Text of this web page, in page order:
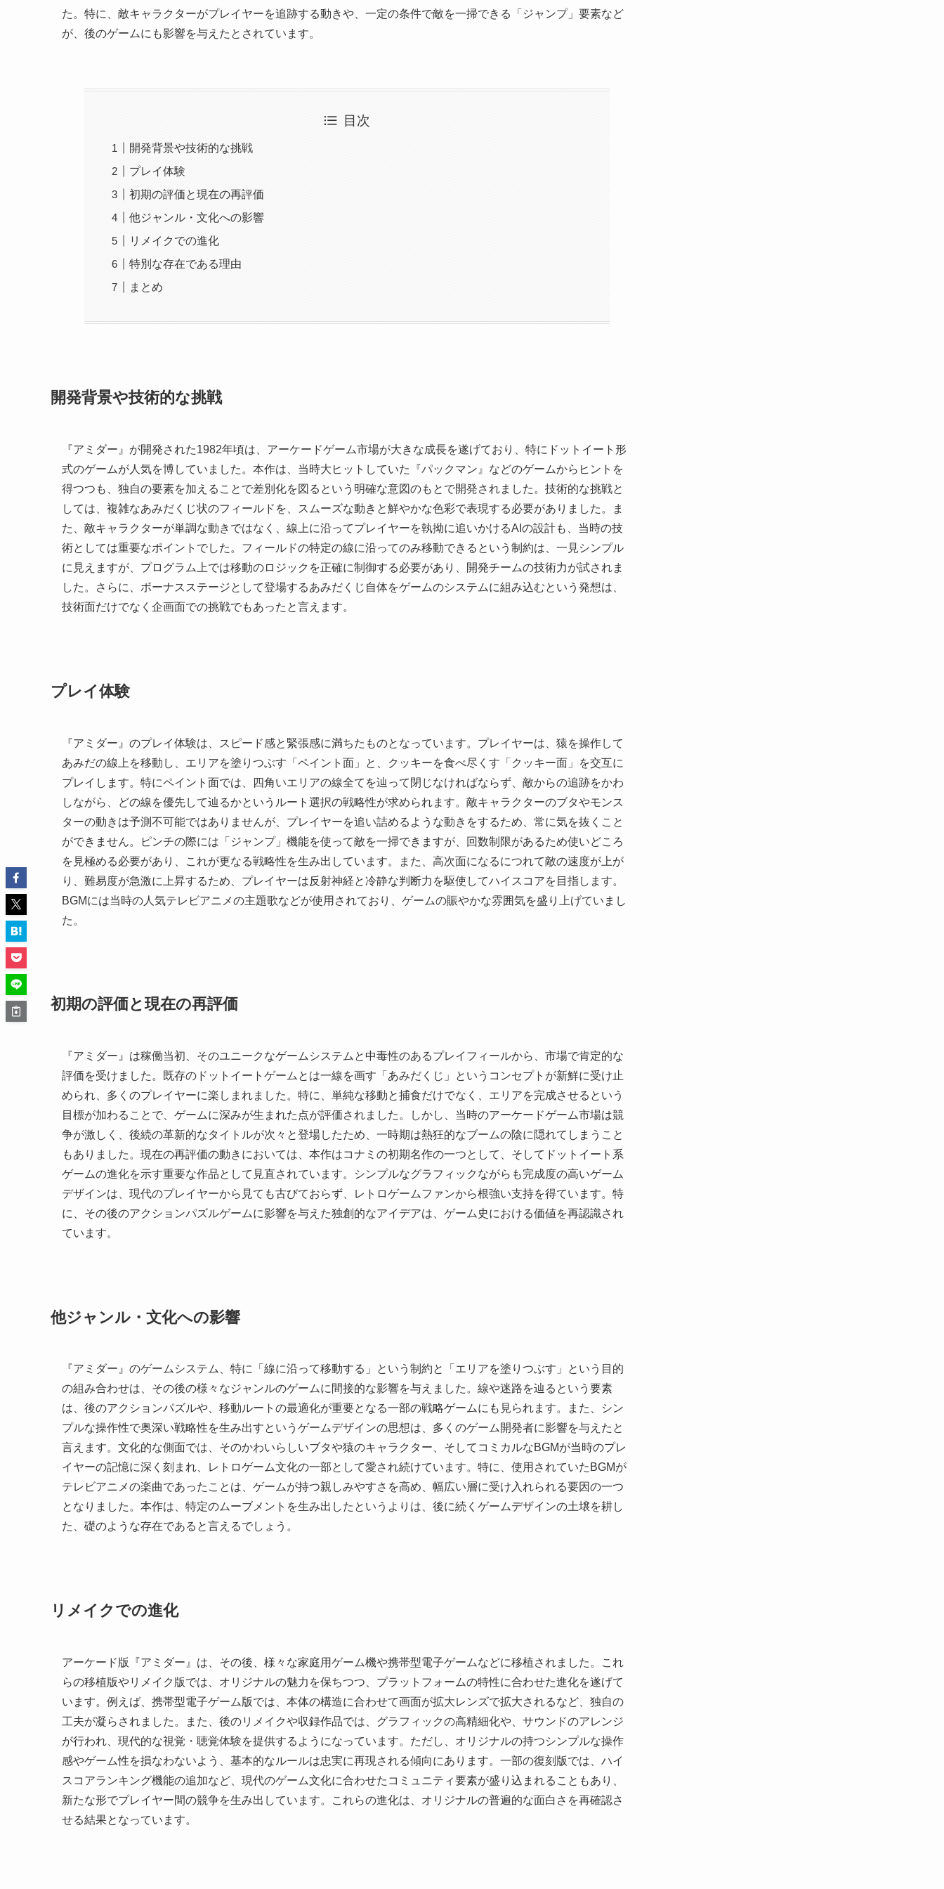
た。特に、敵キャラクターがプレイヤーを追跡する動きや、一定の条件で敵を一掃できる「ジャンプ」要素など
が、後のゲームにも影響を与えたとされています。
目次
開発背景や技術的な挑戦
プレイ体験
初期の評価と現在の再評価
他ジャンル・文化への影響
リメイクでの進化
特別な存在である理由
まとめ
開発背景や技術的な挑戦
『アミダー』が開発された1982年頃は、アーケードゲーム市場が大きな成長を遂げており、特にドットイート形
式のゲームが人気を博していました。本作は、当時大ヒットしていた『パックマン』などのゲームからヒントを
得つつも、独自の要素を加えることで差別化を図るという明確な意図のもとで開発されました。技術的な挑戦と
しては、複雑なあみだくじ状のフィールドを、スムーズな動きと鮮やかな色彩で表現する必要がありました。ま
た、敵キャラクターが単調な動きではなく、線上に沿ってプレイヤーを執拗に追いかけるAIの設計も、当時の技
術としては重要なポイントでした。フィールドの特定の線に沿ってのみ移動できるという制約は、一見シンプル
に見えますが、プログラム上では移動のロジックを正確に制御する必要があり、開発チームの技術力が試されま
した。さらに、ボーナスステージとして登場するあみだくじ自体をゲームのシステムに組み込むという発想は、
技術面だけでなく企画面での挑戦でもあったと言えます。
プレイ体験
『アミダー』のプレイ体験は、スピード感と緊張感に満ちたものとなっています。プレイヤーは、猿を操作して
あみだの線上を移動し、エリアを塗りつぶす「ペイント面」と、クッキーを食べ尽くす「クッキー面」を交互に
プレイします。特にペイント面では、四角いエリアの線全てを辿って閉じなければならず、敵からの追跡をかわ
しながら、どの線を優先して辿るかというルート選択の戦略性が求められます。敵キャラクターのブタやモンス
ターの動きは予測不可能ではありませんが、プレイヤーを追い詰めるような動きをするため、常に気を抜くこと
ができません。ピンチの際には「ジャンプ」機能を使って敵を一掃できますが、回数制限があるため使いどころ
を見極める必要があり、これが更なる戦略性を生み出しています。また、高次面になるにつれて敵の速度が上が
り、難易度が急激に上昇するため、プレイヤーは反射神経と冷静な判断力を駆使してハイスコアを目指します。
BGMには当時の人気テレビアニメの主題歌などが使用されており、ゲームの賑やかな雰囲気を盛り上げていまし
た。
初期の評価と現在の再評価
『アミダー』は稼働当初、そのユニークなゲームシステムと中毒性のあるプレイフィールから、市場で肯定的な
評価を受けました。既存のドットイートゲームとは一線を画す「あみだくじ」というコンセプトが新鮮に受け止
められ、多くのプレイヤーに楽しまれました。特に、単純な移動と捕食だけでなく、エリアを完成させるという
目標が加わることで、ゲームに深みが生まれた点が評価されました。しかし、当時のアーケードゲーム市場は競
争が激しく、後続の革新的なタイトルが次々と登場したため、一時期は熱狂的なブームの陰に隠れてしまうこと
もありました。現在の再評価の動きにおいては、本作はコナミの初期名作の一つとして、そしてドットイート系
ゲームの進化を示す重要な作品として見直されています。シンプルなグラフィックながらも完成度の高いゲーム
デザインは、現代のプレイヤーから見ても古びておらず、レトロゲームファンから根強い支持を得ています。特
に、その後のアクションパズルゲームに影響を与えた独創的なアイデアは、ゲーム史における価値を再認識され
ています。
他ジャンル・文化への影響
『アミダー』のゲームシステム、特に「線に沿って移動する」という制約と「エリアを塗りつぶす」という目的
の組み合わせは、その後の様々なジャンルのゲームに間接的な影響を与えました。線や迷路を辿るという要素
は、後のアクションパズルや、移動ルートの最適化が重要となる一部の戦略ゲームにも見られます。また、シン
プルな操作性で奥深い戦略性を生み出すというゲームデザインの思想は、多くのゲーム開発者に影響を与えたと
言えます。文化的な側面では、そのかわいらしいブタや猿のキャラクター、そしてコミカルなBGMが当時のプレ
イヤーの記憶に深く刻まれ、レトロゲーム文化の一部として愛され続けています。特に、使用されていたBGMが
テレビアニメの楽曲であったことは、ゲームが持つ親しみやすさを高め、幅広い層に受け入れられる要因の一つ
となりました。本作は、特定のムーブメントを生み出したというよりは、後に続くゲームデザインの土壌を耕し
た、礎のような存在であると言えるでしょう。
リメイクでの進化
アーケード版『アミダー』は、その後、様々な家庭用ゲーム機や携帯型電子ゲームなどに移植されました。これ
らの移植版やリメイク版では、オリジナルの魅力を保ちつつ、プラットフォームの特性に合わせた進化を遂げて
います。例えば、携帯型電子ゲーム版では、本体の構造に合わせて画面が拡大レンズで拡大されるなど、独自の
工夫が凝らされました。また、後のリメイクや収録作品では、グラフィックの高精細化や、サウンドのアレンジ
が行われ、現代的な視覚・聴覚体験を提供するようになっています。ただし、オリジナルの持つシンプルな操作
感やゲーム性を損なわないよう、基本的なルールは忠実に再現される傾向にあります。一部の復刻版では、ハイ
スコアランキング機能の追加など、現代のゲーム文化に合わせたコミュニティ要素が盛り込まれることもあり、
新たな形でプレイヤー間の競争を生み出しています。これらの進化は、オリジナルの普遍的な面白さを再確認さ
せる結果となっています。